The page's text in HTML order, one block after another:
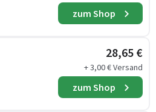
zum Shop
28,65 €
+ 3,00 € Versand
zum Shop